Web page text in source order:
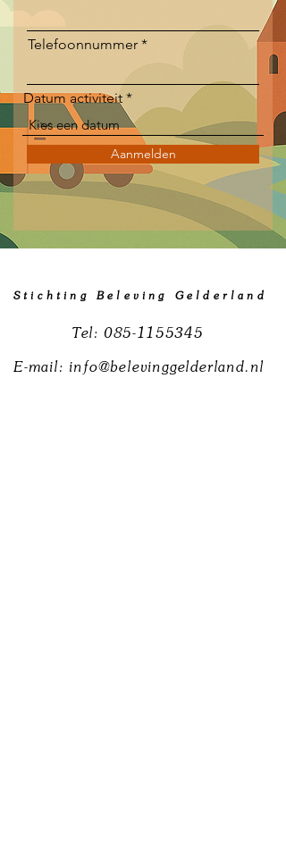
Telefoonnummer
Datum activiteit
Aanmelden
Stichting Beleving Gelderland
Tel: 085-1155345
E-mail: info@belevinggelderland.nl